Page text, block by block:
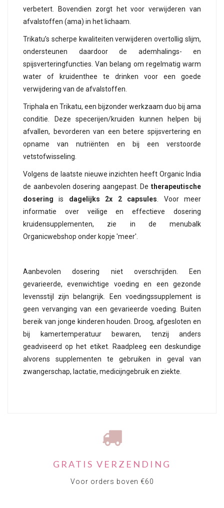
verbetert. Bovendien zorgt het voor verwijderen van
afvalstoffen (ama) in het lichaam.
Trikatu’s scherpe kwaliteiten verwijderen overtollig slijm,
ondersteunen daardoor de ademhalings- en
spijsverteringfuncties. Van belang om regelmatig warm
water of kruidenthee te drinken voor een goede
verwijdering van de afvalstoffen.
Triphala en Trikatu, een bijzonder werkzaam duo bij ama
conditie. Deze specerijen/kruiden kunnen helpen bij
afvallen, bevorderen van een betere spijsvertering en
opname van nutriënten en bij een verstoorde
vetstofwisseling.
Volgens de laatste nieuwe inzichten heeft Organic India
de aanbevolen dosering aangepast. De therapeutische
dosering is dagelijks 2x 2 capsules. Voor meer
informatie over veilige en effectieve dosering
kruidensupplementen, zie in de menubalk
Organicwebshop onder kopje 'meer'.
Aanbevolen dosering niet overschrijden. Een
gevarieerde, evenwichtige voeding en een gezonde
levensstijl zijn belangrijk. Een voedingssupplement is
geen vervanging van een gevarieerde voeding. Buiten
bereik van jonge kinderen houden. Droog, afgesloten en
bij kamertemperatuur bewaren, tenzij anders
geadviseerd op het etiket. Raadpleeg een deskundige
alvorens supplementen te gebruiken in geval van
zwangerschap, lactatie, medicijngebruik en ziekte.
GRATIS VERZENDING
Voor orders boven €60